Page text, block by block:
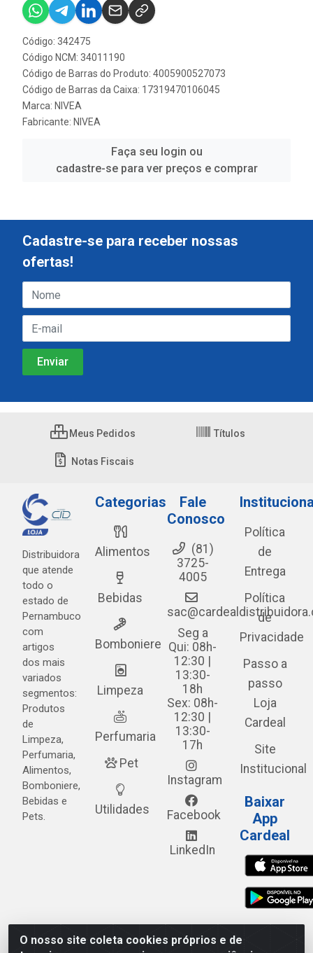
Código: 342475
Código NCM: 34011190
Código de Barras do Produto: 4005900527073
Código de Barras da Caixa: 17319470106045
Marca: NIVEA
Fabricante: NIVEA
Faça seu login ou
cadastre-se para ver preços e comprar
O nosso site coleta cookies próprios e de
Cadastre-se para receber nossas
ofertas!
Meus Pedidos Títulos
Notas Fiscais
Distribuidora
que atende
todo o
estado de
Pernambuco
com
artigos
dos mais
variados
segmentos:
Produtos
de
Limpeza,
Perfumaria,
Alimentos,
Bomboniere,
Bebidas e
Pets.
Categorias
Alimentos
Bebidas
Bomboniere
Limpeza
Perfumaria
Pet
Utilidades
Fale
Conosco
(81)
3725-
4005
Seg a
Qui: 08h-
12:30 |
13:30-
18h
Sex: 08h-
12:30 |
13:30-
17h
Instagram
Facebook
LinkedIn
Política
de
Entrega
Política
de
Privacidade
Passo a
passo
Loja
Cardeal
Site
Institucional
Baixar
App
Cardeal
Cardeal Distribuidora - Estrada Alto do Moura, 582 - Alto